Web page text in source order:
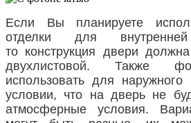
Если Вы планируете
отделки для
то конструкция двери
двухлистовой. Также
использовать для
условии, что на дверь не
атмосферные условия.